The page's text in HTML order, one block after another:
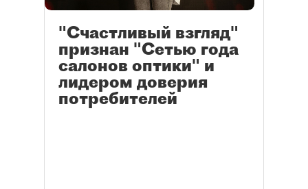
"Счастливый взгляд"
признан "Сетью года
салонов оптики" и
лидером доверия
потребителей